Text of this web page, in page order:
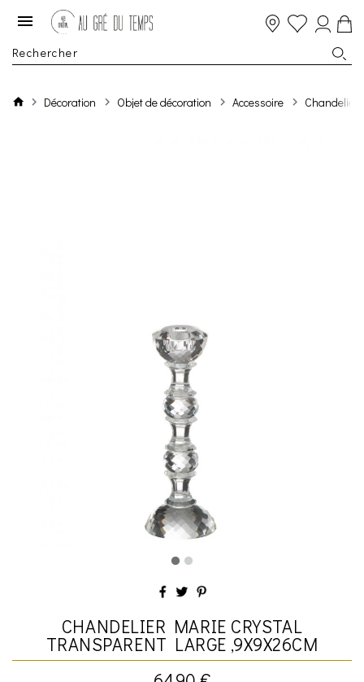
Décoration Objet de décoration Accessoire Chandelier
CHANDELIER MARIE CRYSTAL
TRANSPARENT LARGE ,9X9X26CM